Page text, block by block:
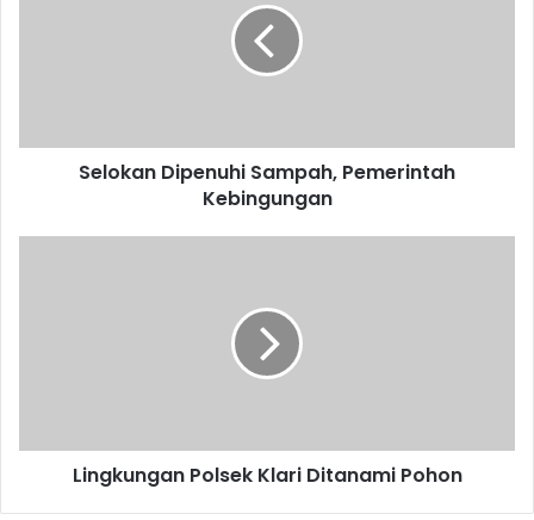
Selokan Dipenuhi Sampah, Pemerintah
Kebingungan
Lingkungan Polsek Klari Ditanami Pohon